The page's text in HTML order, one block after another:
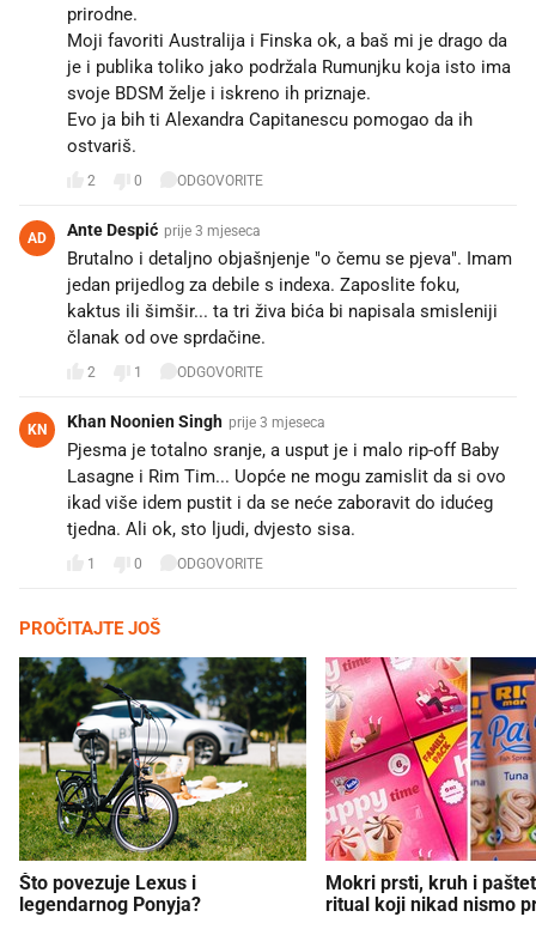
prirodne.
Moji favoriti Australija i Finska ok, a baš mi je drago da
je i publika toliko jako podržala Rumunjku koja isto ima
svoje BDSM želje i iskreno ih priznaje.
Evo ja bih ti Alexandra Capitanescu pomogao da ih
ostvariš.
2 0 ODGOVORITE
AD Ante Despić prije 3 mjeseca
Brutalno i detaljno objašnjenje "o čemu se pjeva". Imam
jedan prijedlog za debile s indexa. Zaposlite foku,
kaktus ili šimšir... ta tri živa bića bi napisala smisleniji
članak od ove sprdačine.
2 1 ODGOVORITE
KN Khan Noonien Singh prije 3 mjeseca
Pjesma je totalno sranje, a usput je i malo rip-off Baby
Lasagne i Rim Tim... Uopće ne mogu zamislit da si ovo
ikad više idem pustit i da se neće zaboravit do idućeg
tjedna. Ali ok, sto ljudi, dvjesto sisa.
1 0 ODGOVORITE
PROČITAJTE JOŠ
Što povezuje Lexus i
legendarnog Ponyja?
Mokri prsti, kruh i
ritual koji nikad nismo